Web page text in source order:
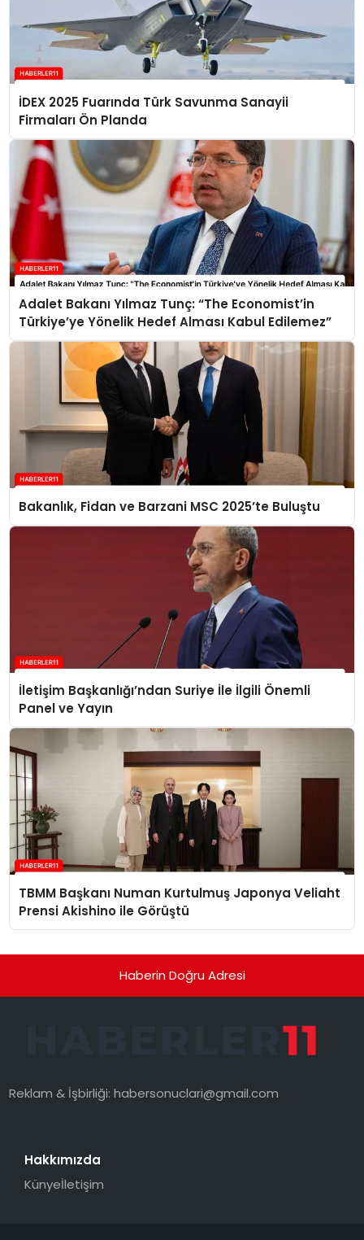
İDEX 2025 Fuarında Türk Savunma Sanayii
Firmaları Ön Planda
Adalet Bakanı Yılmaz Tunç: “The Economist’in
Türkiye’ye Yönelik Hedef Alması Kabul Edilemez”
Bakanlık, Fidan ve Barzani MSC 2025’te Buluştu
İletişim Başkanlığı’ndan Suriye İle İlgili Önemli
Panel ve Yayın
TBMM Başkanı Numan Kurtulmuş Japonya Veliaht
Prensi Akishino ile Görüştü
Haberin Doğru Adresi
Reklam & İşbirliği:habersonuclari@gmail.com
Hakkımızda
Künyeİletişim